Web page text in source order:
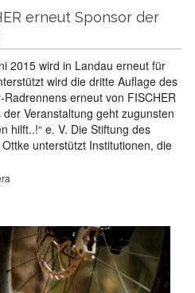
erneut Sponsor der
2015 wird in Landau erneut für
wird die dritte Auflage des
erneut von FISCHER
Veranstaltung geht zugunsten
hilft..!“ e. V. Die Stiftung des
unterstützt Institutionen, die